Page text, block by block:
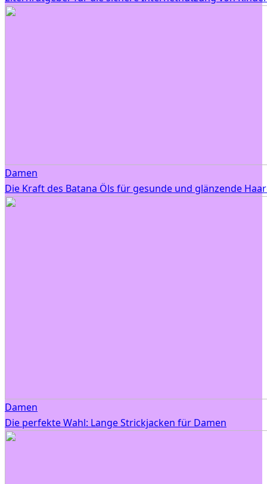
Damen
Die Kraft des Batana Öls für gesunde und glänzende
Damen
Die perfekte Wahl: Lange Strickjacken für Damen